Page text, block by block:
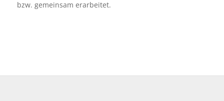
bzw. gemeinsam erarbeitet.